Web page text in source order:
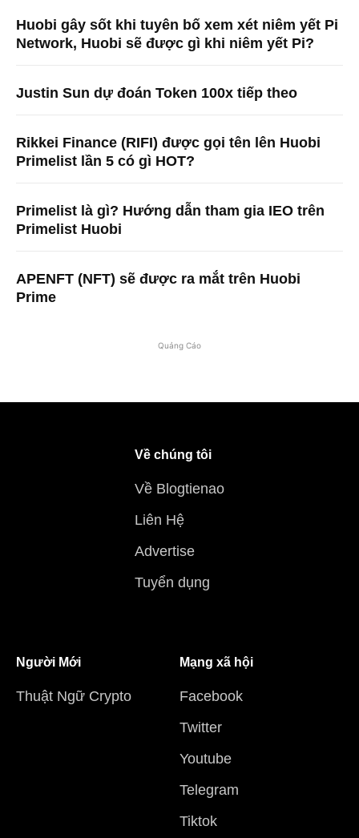
Huobi gây sốt khi tuyên bố xem xét niêm yết Pi
Network, Huobi sẽ được gì khi niêm yết Pi?
Justin Sun dự đoán Token 100x tiếp theo
Rikkei Finance (RIFI) được gọi tên lên Huobi
Primelist lần 5 có gì HOT?
Primelist là gì? Hướng dẫn tham gia IEO trên
Primelist Huobi
APENFT (NFT) sẽ được ra mắt trên Huobi
Prime
Quảng Cáo
Về chúng tôi
Về Blogtienao
Liên Hệ
Advertise
Tuyển dụng
Người Mới
Thuật Ngữ Crypto
Mạng xã hội
Facebook
Twitter
Youtube
Telegram
Tiktok